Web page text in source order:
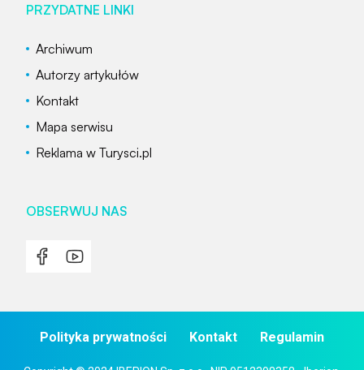
PRZYDATNE LINKI
Archiwum
Autorzy artykułów
Kontakt
Mapa serwisu
Reklama w Turysci.pl
OBSERWUJ NAS
Polityka prywatności Kontakt Regulamin